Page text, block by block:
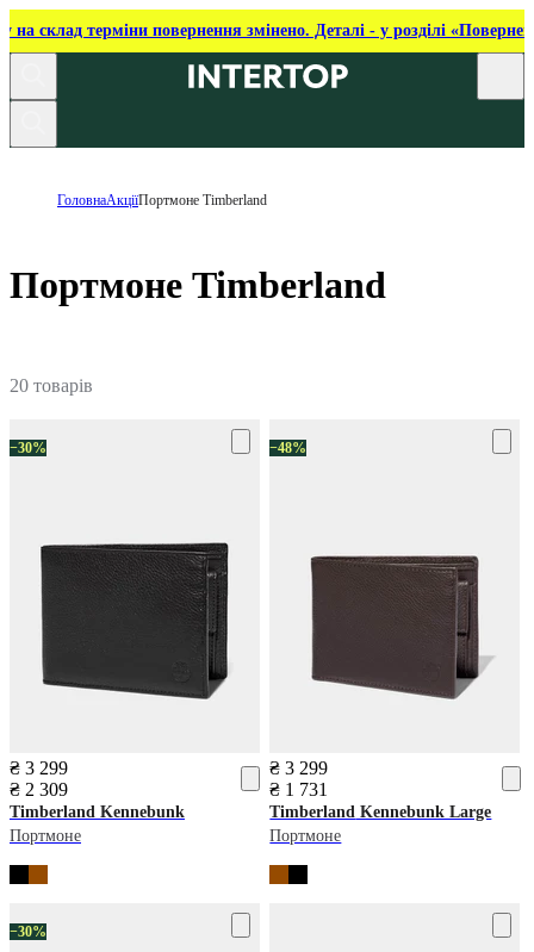
на склад терміни повернення змінено. Деталі - у розділі
ГоловнаАкціїПортмоне Timberland
Портмоне Timberland
20 товарів
−30%
₴ 3 299
₴ 2 309
Timberland Kennebunk
Портмоне
−48%
₴ 3 299
₴ 1 731
Timberland Kennebunk Large
Портмоне
−30%